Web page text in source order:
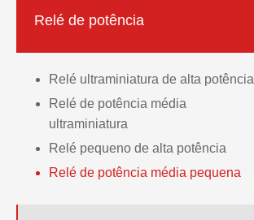
Relé de potência
Relé ultraminiatura de alta potência
Relé de potência média
ultraminiatura
Relé pequeno de alta potência
Relé de potência média pequena